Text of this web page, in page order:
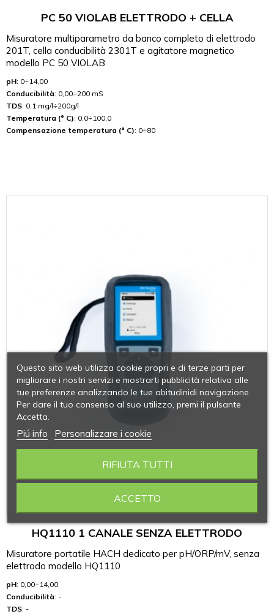
PC 50 VIOLAB ELETTRODO + CELLA
Misuratore multiparametro da banco completo di elettrodo
201T, cella conducibilità 2301T e agitatore magnetico
modello PC 50 VIOLAB
pH: 0÷14,00
Conducibilità: 0,00÷200 mS
TDS: 0,1 mg/l÷200g/l
Temperatura (° C): 0,0÷100,0
Compensazione temperatura (° C): 0÷80
HQ1110 1 CANALE SENZA ELETTRODO
Misuratore portatile HACH dedicato per pH/ORP/mV, senza
elettrodo modello HQ1110
pH: 0,00÷14,00
Conducibilità: -
TDS: -
Questo sito web utilizza cookie propri e di terze parti per
migliorare i nostri servizi e mostrarti pubblicità relativa alle
tue preferenze analizzando le tue abitudinidi navigazione.
Per dare il tuo consenso al suo utilizzo, premi il pulsante
Accetta.
Piú info Personalizzare i cookie
RIFIUTA TUTTI
ACCETTO